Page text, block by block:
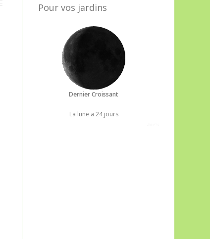
Pour vos jardins
Dernier Croissant
La lune a 24 jours